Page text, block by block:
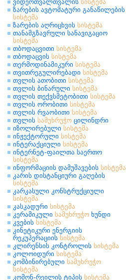
ვიდეოთვალთვალის სისტემა
ზარების ავტომატური განაწილების
სისტემა
ზარების აღრიცხვის სისტემა
თანამგზავრული სანავიგაციო
სისტემა
თბოდაცვითი სისტემა
თბოდაცვის სისტემა
თერმოდინამიკური სისტემა
თვითრეგულირებადი სისტემა
თვლის ათობითი სისტემა
თვლის ბინარული სისტემა
თვლის თექვსმეტობითი სისტემა
თვლის ორობითი სისტემა
თვლის რვაობითი სისტემა
თვლის სამუხრუჭო ცილინდრი
იზოლირებული სისტემა
ინჟექტორული სისტემა
ინტერაქციული სისტემა
ინტერნეტ-ფაილთა საერთო
სისტემა
ინფორმაციის დამუშავების სისტემა
კარის დისტანციური გაღების
სისტემა
კარკასული კონსტრუქციული
სისტემა
კასკადური სისტემა
კერამიკული სამუხრუჭო ხუნდი
კვების სისტემა
კინეტიკური ენერგიის
რეკუპერაციის სისტემა
კლირენსის კონტროლის სისტემა
კოლოიდური სისტემა
კომბინირებული სამუხრუჭო
სისტემა
კომონ-რეილის ტიპის სისტემა